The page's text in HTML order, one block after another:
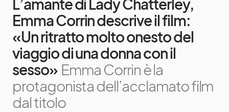
L’amante di Lady Chatterley,
Emma Corrin descrive il film:
«Un ritratto molto onesto del
viaggio di una donna con il
sesso» Emma Corrin è la
protagonista dell’acclamato film
dal titolo